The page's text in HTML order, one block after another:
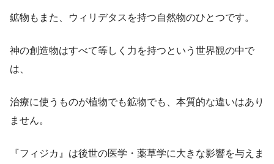
鉱物もまた、ウィリデタスを持つ自然物のひとつです。
神の創造物はすべて等しく力を持つという世界観の中で
は、
治療に使うものが植物でも鉱物でも、本質的な違いはあり
ません。
『フィジカ』は後世の医学・薬草学に大きな影響を与えま